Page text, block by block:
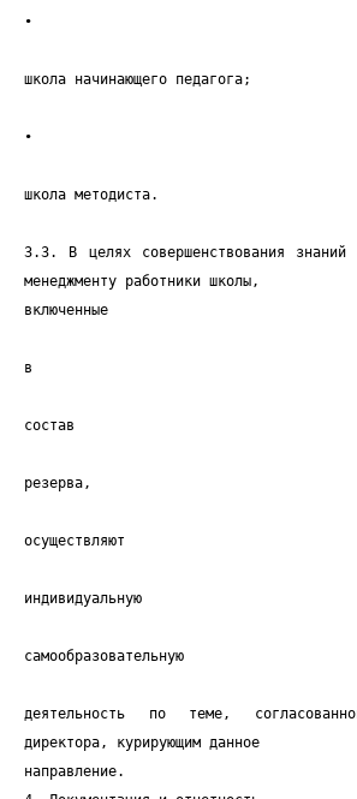
•
школа начинающего педагога;
•
школа методиста.
3.3. В целях совершенствования знаний
менеджменту работники школы,
включенные
в
состав
резерва,
осуществляют
индивидуальную
самообразовательную
деятельность по теме,
директора, курирующим данное
направление.